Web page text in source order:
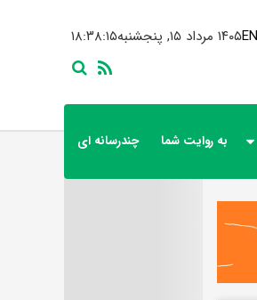
۱۸:۳۸:۱۶ ۱۴۰۵ مرداد ۱۵, پنجشنبهEN
به روایت شما چندرسانه ای